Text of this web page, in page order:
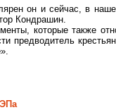
он и сейчас, в
Кондрашин.
которые также
предводитель